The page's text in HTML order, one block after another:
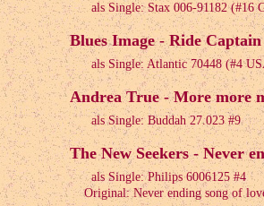
als Single: Stax 006-91182 (#16
Blues Image - Ride
als Single: Atlantic 70448 (#4
Andrea True - More more
als Single: Buddah 27.023 #9
The New Seekers - Never
als Single: Philips 6006125 #4
Original: Never ending song of